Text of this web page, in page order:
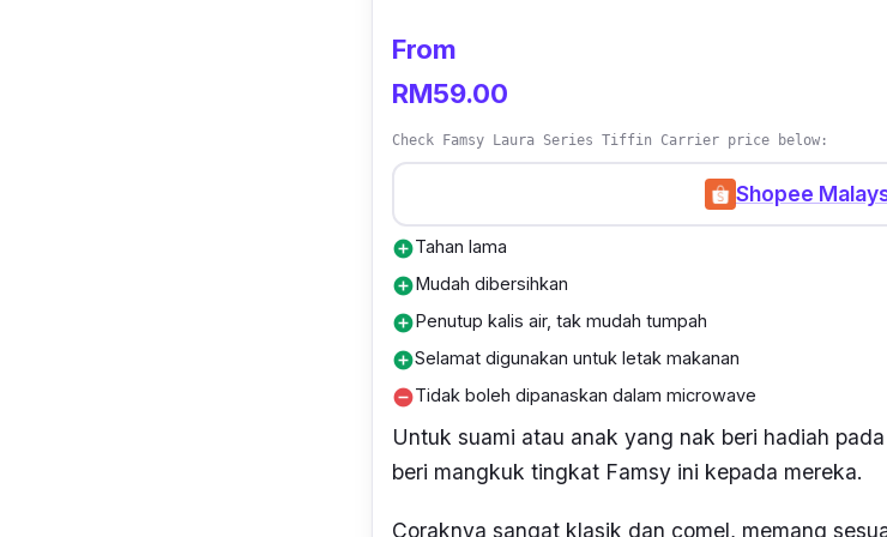
From
RM59.00
Check Famsy Laura Series Tiffin Carrier price below:
Shopee
add_circleTahan lama
add_circleMudah dibersihkan
add_circlePenutup kalis air, tak mudah tumpah
add_circleSelamat digunakan untuk letak makanan
remove_circleTidak boleh dipanaskan dalam microwave
Untuk suami atau anak yang nak beri hadiah
beri mangkuk tingkat Famsy ini kepada mereka.
Coraknya sangat klasik dan comel, memang